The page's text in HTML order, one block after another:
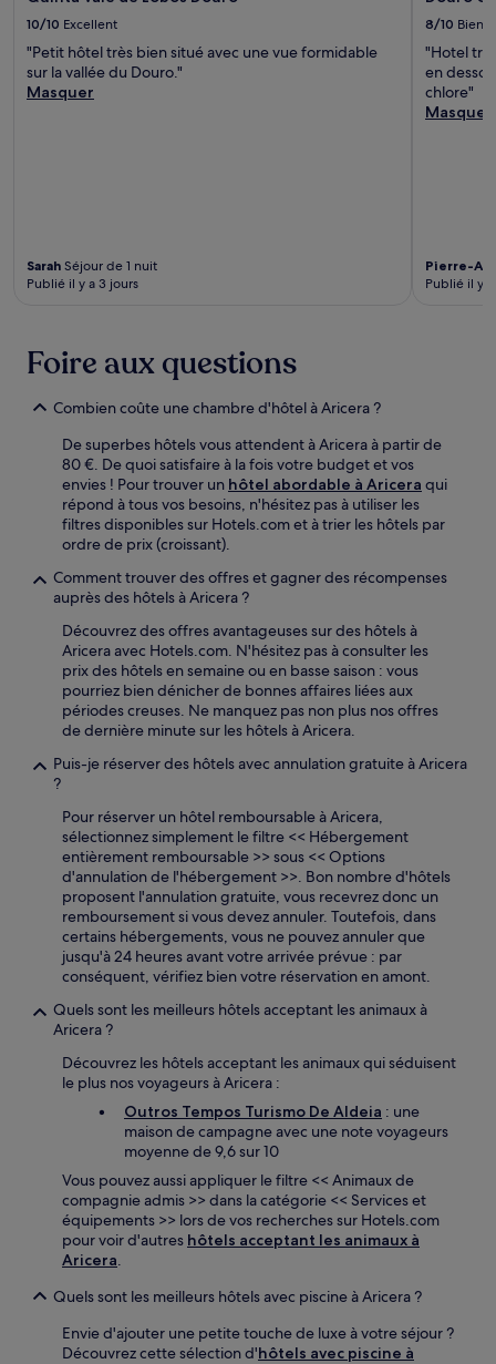
10/10 Excellent
"Petit hôtel très bien situé avec une vue formidable
sur la vallée du Douro."
Masquer
Sarah Séjour de 1 nuit
Publié il y a 3 jours
8/10 Bien
"Hotel
en
chlore"
Masquer
Pierre-
Publié il y
Foire aux questions
Combien coûte une chambre d'hôtel à Aricera ?
De superbes hôtels vous attendent à Aricera à partir de
80 €. De quoi satisfaire à la fois votre budget et vos
envies ! Pour trouver un hôtel abordable à Aricera qui
répond à tous vos besoins, n'hésitez pas à utiliser les
filtres disponibles sur Hotels.com et à trier les hôtels par
ordre de prix (croissant).
Comment trouver des offres et gagner des récompenses
auprès des hôtels à Aricera ?
Découvrez des offres avantageuses sur des hôtels à
Aricera avec Hotels.com. N'hésitez pas à consulter les
prix des hôtels en semaine ou en basse saison : vous
pourriez bien dénicher de bonnes affaires liées aux
périodes creuses. Ne manquez pas non plus nos offres
de dernière minute sur les hôtels à Aricera.
Puis-je réserver des hôtels avec annulation gratuite à Aricera
?
Pour réserver un hôtel remboursable à Aricera,
sélectionnez simplement le filtre << Hébergement
entièrement remboursable >> sous << Options
d'annulation de l'hébergement >>. Bon nombre d'hôtels
proposent l'annulation gratuite, vous recevrez donc un
remboursement si vous devez annuler. Toutefois, dans
certains hébergements, vous ne pouvez annuler que
jusqu'à 24 heures avant votre arrivée prévue : par
conséquent, vérifiez bien votre réservation en amont.
Quels sont les meilleurs hôtels acceptant les animaux à
Aricera ?
Découvrez les hôtels acceptant les animaux qui séduisent
le plus nos voyageurs à Aricera :
Outros Tempos Turismo De Aldeia : une
maison de campagne avec une note voyageurs
moyenne de 9,6 sur 10
Vous pouvez aussi appliquer le filtre << Animaux de
compagnie admis >> dans la catégorie << Services et
équipements >> lors de vos recherches sur Hotels.com
pour voir d'autres hôtels acceptant les animaux à
Aricera.
Quels sont les meilleurs hôtels avec piscine à Aricera ?
Envie d'ajouter une petite touche de luxe à votre séjour ?
Découvrez cette sélection d'hôtels avec piscine à